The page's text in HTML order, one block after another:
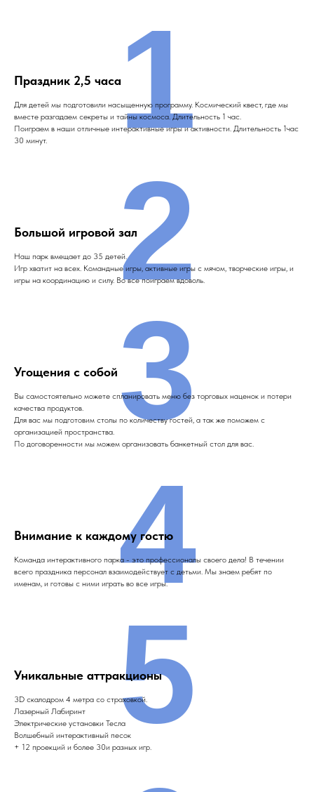
Праздник 2,5 часа
Для детей мы подготовили насыщенную программу. Космический квест, где мы
вместе разгадаем секреты и тайны космоса. Длительность 1 час.
Поиграем в наши отличные интерактивные игры и активности. Длительность 1час
30 минут.
1
Большой игровой зал
Наш парк вмещает до 35 детей.
Игр хватит на всех. Командные игры, активные игры с мячом, творческие игры, и
игры на координацию и силу. Во все поиграем вдоволь.
2
Угощения с собой
Вы самостоятельно можете спланировать меню без торговых наценок и потери
качества продуктов.
Для вас мы подготовим столы по количеству гостей, а так же поможем с
организацией пространства.
По договоренности мы можем организовать банкетный стол для вас.
3
Внимание к каждому гостю
Команда интерактивного парка - это профессионалы своего дела! В течении
всего праздника персонал взаимодействует с детьми. Мы знаем ребят по
именам, и готовы с ними играть во все игры.
4
Уникальные аттракционы
3D скалодром 4 метра со страховкой.
Лазерный Лабиринт
Электрические установки Тесла
Волшебный интерактивный песок
+ 12 проекций и более 30и разных игр.5